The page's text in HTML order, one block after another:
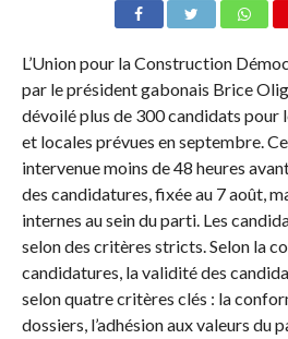
L’Union pour la Construction
par le président gabonais Brice
dévoilé plus de 300 candidats pour
et locales prévues en septembre.
intervenue moins de 48 heures
des candidatures, fixée au 7 août,
internes au sein du parti. Les
selon des critères stricts. Selon la
candidatures, la validité des
selon quatre critères clés : la
dossiers, l’adhésion aux valeurs du